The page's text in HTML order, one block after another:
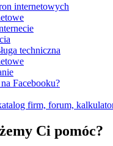
internetowych
techniczna
Facebooku?
firm, forum,
Ci pomóc?